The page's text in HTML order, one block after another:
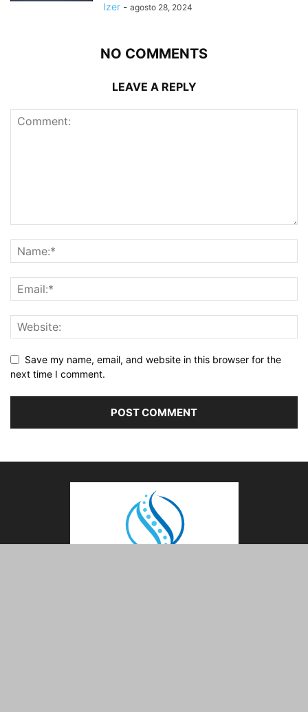
Izer - agosto 28, 2024
NO COMMENTS
LEAVE A REPLY
Save my name, email, and website in this browser for the
next time I comment.